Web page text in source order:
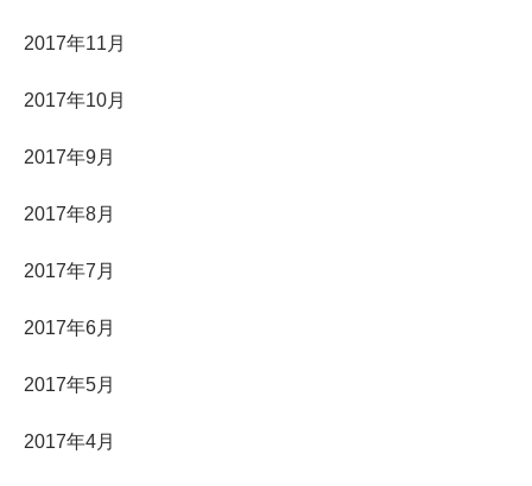
2017年11月
2017年10月
2017年9月
2017年8月
2017年7月
2017年6月
2017年5月
2017年4月